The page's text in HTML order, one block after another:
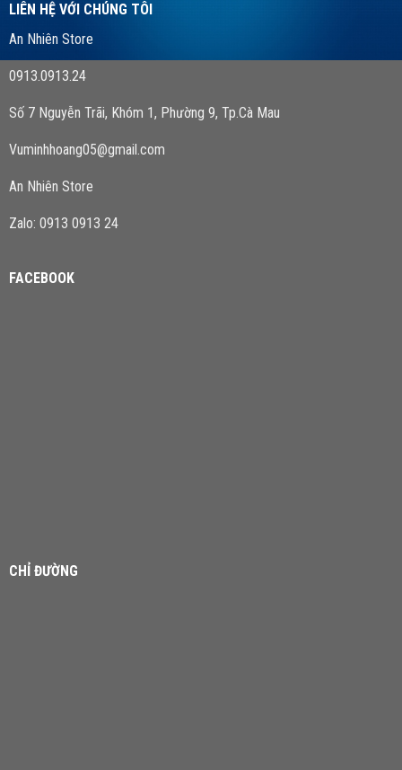
LIÊN HỆ VỚI CHÚNG TÔI
An Nhiên Store
0913.0913.24
Số 7 Nguyễn Trãi, Khóm 1, Phường 9, Tp.Cà Mau
Vuminhhoang05@gmail.com
An Nhiên Store
Zalo: 0913 0913 24
FACEBOOK
CHỈ ĐƯỜNG